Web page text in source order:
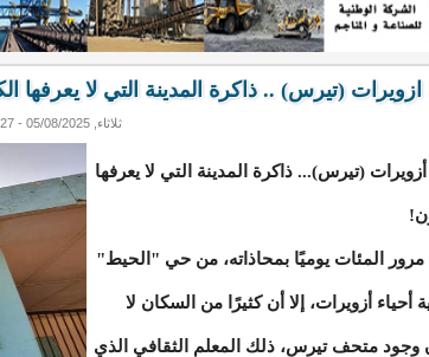
(تيرس) .. ذاكرة المدينة التي لا يعرفها
ثلاثاء, 05/08/2025 - 10:27
(تيرس)... ذاكرة المدينة التي لا يعرفها
المئات يوميًا بمحاذاته، من حي "الحيط"
أحياء أزويرات، إلا أن كثيرًا من السكان لا
وجود متحف تيرس، ذلك المعلم الثقافي الذي